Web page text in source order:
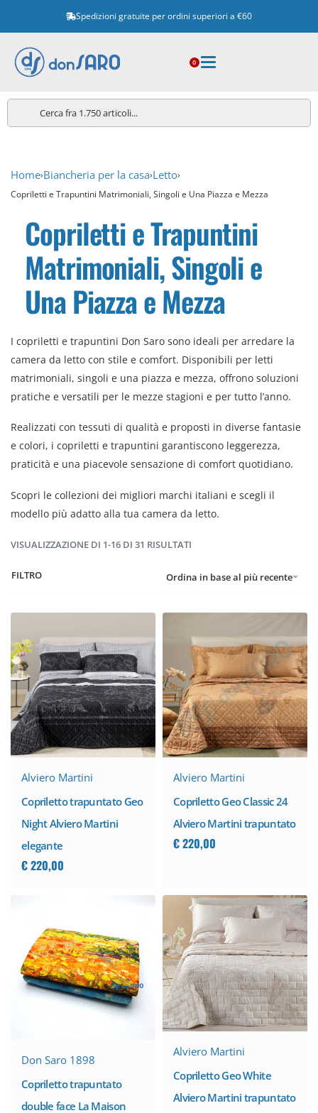
Spedizioni gratuite per ordini superiori a €60
0
Home›Biancheria per la casa›Letto›
Copriletti e Trapuntini Matrimoniali, Singoli e Una Piazza e Mezza
Copriletti e Trapuntini
Matrimoniali, Singoli e
Una Piazza e Mezza
I copriletti e trapuntini Don Saro sono ideali per arredare la
camera da letto con stile e comfort. Disponibili per letti
matrimoniali, singoli e una piazza e mezza, offrono soluzioni
pratiche e versatili per le mezze stagioni e per tutto l’anno.
Realizzati con tessuti di qualità e proposti in diverse fantasie
e colori, i copriletti e trapuntini garantiscono leggerezza,
praticità e una piacevole sensazione di comfort quotidiano.
Scopri le collezioni dei migliori marchi italiani e scegli il
modello più adatto alla tua camera da letto.
VISUALIZZAZIONE DI 1-16 DI 31 RISULTATI
Ordina in base al più recente
FILTRO
Alviero Martini
Copriletto trapuntato Geo
Night Alviero Martini
elegante
€220,00
Alviero Martini
Copriletto Geo Classic 24
Alviero Martini trapuntato
€220,00
Don Saro 1898
Copriletto trapuntato
double face La Maison
Alviero Martini
Copriletto Geo White
Alviero Martini trapuntato